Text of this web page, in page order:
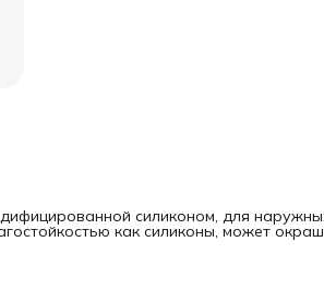
силиконом, для
как силиконы, может